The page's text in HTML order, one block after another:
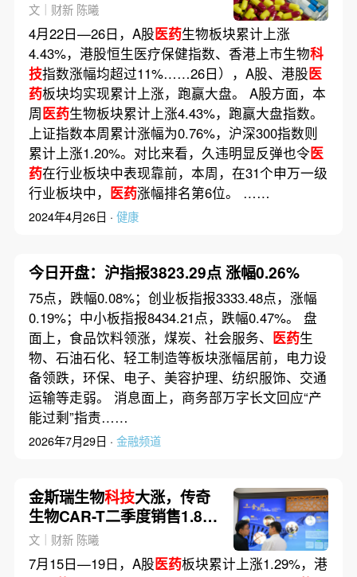
文｜财新 陈曦
4月22日—26日，A股医药生物板块累计上涨
4.43%，港股恒生医疗保健指数、香港上市生物科
技指数涨幅均超过11%……26日），A股、港股医
药板块均实现累计上涨，跑赢大盘。 A股方面，本
周医药生物板块累计上涨4.43%，跑赢大盘指数。
上证指数本周累计涨幅为0.76%，沪深300指数则
累计上涨1.20%。对比来看，久违明显反弹也令医
药在行业板块中表现靠前，本周，在31个申万一级
行业板块中， 医药涨幅排名第6位。 ……
2024年4月26日 · 健康
今日开盘：沪指报3823.29点 涨幅0.26%
75点，跌幅0.08%；创业板指报3333.48点，涨幅
0.19%；中小板指报8434.21点，跌幅0.47%。 盘
面上，食品饮料领涨，煤炭、社会服务、 医药生
物、石油石化、轻工制造等板块涨幅居前，电力设
备领跌，环保、电子、美容护理、纺织服饰、交通
运输等走弱。 消息面上，商务部万字长文回应“产
能过剩”指责……
2026年7月29日 · 金融频道
金斯瑞生物科技大涨，传奇
生物CAR-T二季度销售1.86
亿美元｜医药
文｜财新 陈曦
7月15日—19日，A股医药板块累计上涨1.29%，港